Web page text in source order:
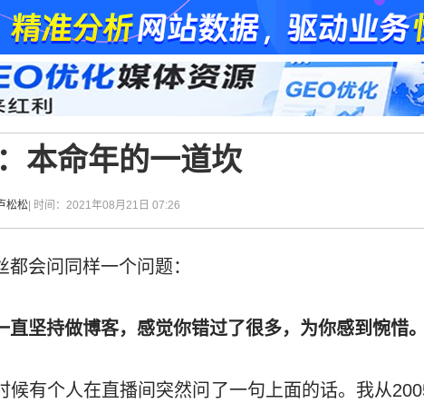
本命年的一道坎
松松 | 时间：2021年08月21日 07:26
会问同样一个问题：
直坚持做博客，感觉你错过了很多，为你感到惋惜。
候有个人在直播间突然问了一句上面的话。我从